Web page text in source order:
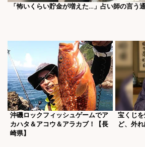
「怖いくらい貯金が増えた…」占い師の言う
沖磯ロックフィッシュゲームでア
カハタ＆アコウ＆アラカブ！【長
崎県】
宝くじ
ど、外